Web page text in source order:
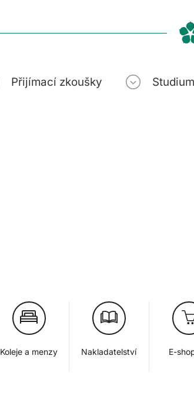
Přijímací zkoušky Studium
Koleje a menzy Nakladatelství E-